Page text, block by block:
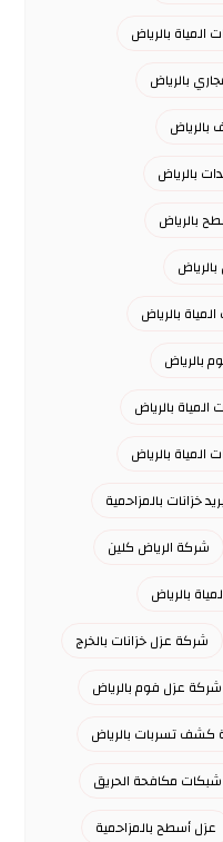
بالرياض
بالرياض
بالرياض
بالرياض
بالرياض
بالرياض
بالرياض
بالرياض
خزانات بالمزاحمية
شركة الرياض كلين
بالرياض
شركة عزل خزانات بالخرج
شركة عزل فوم بالرياض
كشف تسربات بالرياض
شبكات مكافحة الحريق
عزل أسطح بالمزاحمية